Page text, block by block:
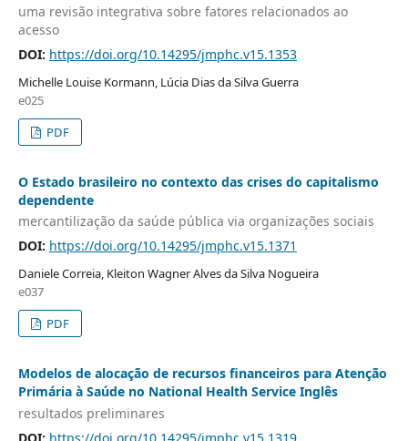
uma revisão integrativa sobre fatores relacionados ao
acesso
DOI: https://doi.org/10.14295/jmphc.v15.1353
Michelle Louise Kormann, Lúcia Dias da Silva Guerra
e025
PDF
O Estado brasileiro no contexto das crises do capitalismo
dependente
mercantilização da saúde pública via organizações sociais
DOI: https://doi.org/10.14295/jmphc.v15.1371
Daniele Correia, Kleiton Wagner Alves da Silva Nogueira
e037
PDF
Modelos de alocação de recursos financeiros para Atenção
Primária à Saúde no National Health Service Inglês
resultados preliminares